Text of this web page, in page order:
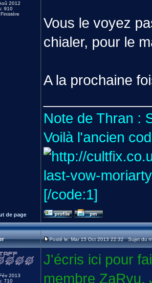
2012
910
Vous le voyez
chialer, pour le
A la prochaine
Note de Thran :
Voilà l'ancien
[/code:1]
de page
Posté le: Mar 15 Oct 2013 22:32 Sujet du
2013
710
J'écris ici pour
membre ZaRyu.